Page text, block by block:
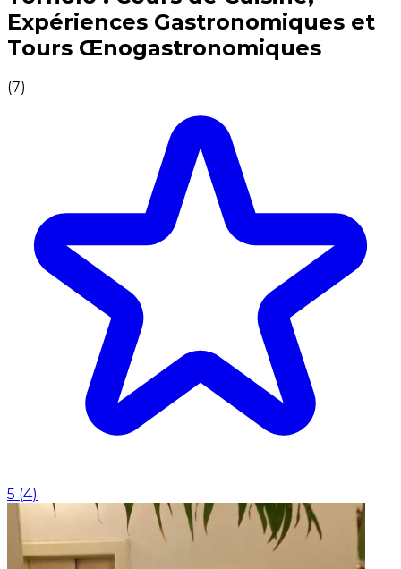
Expériences Gastronomiques et
Tours Œnogastronomiques
(7)
5 (4)